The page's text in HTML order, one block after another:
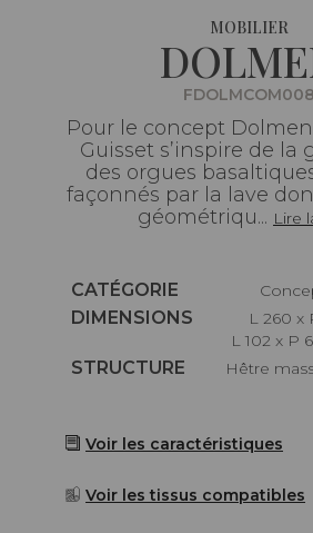
MOBILIER
FDOLMCOM008
Pour le concept
Guisset s’inspire de la
des orgues
façonnés par la lave
géométriqu... Lire
Caractéristiques
CATÉGORIE
Caractéristiques
DIMENSIONS
L 260
L 102 x
Caractéristiques
STRUCTURE
Hêtre massif - Panneau de
Voir les caractéristiques
Voir les tissus compatibles